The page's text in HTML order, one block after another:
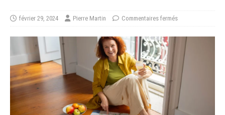
février 29, 2024 Pierre Martin Commentaires fermés